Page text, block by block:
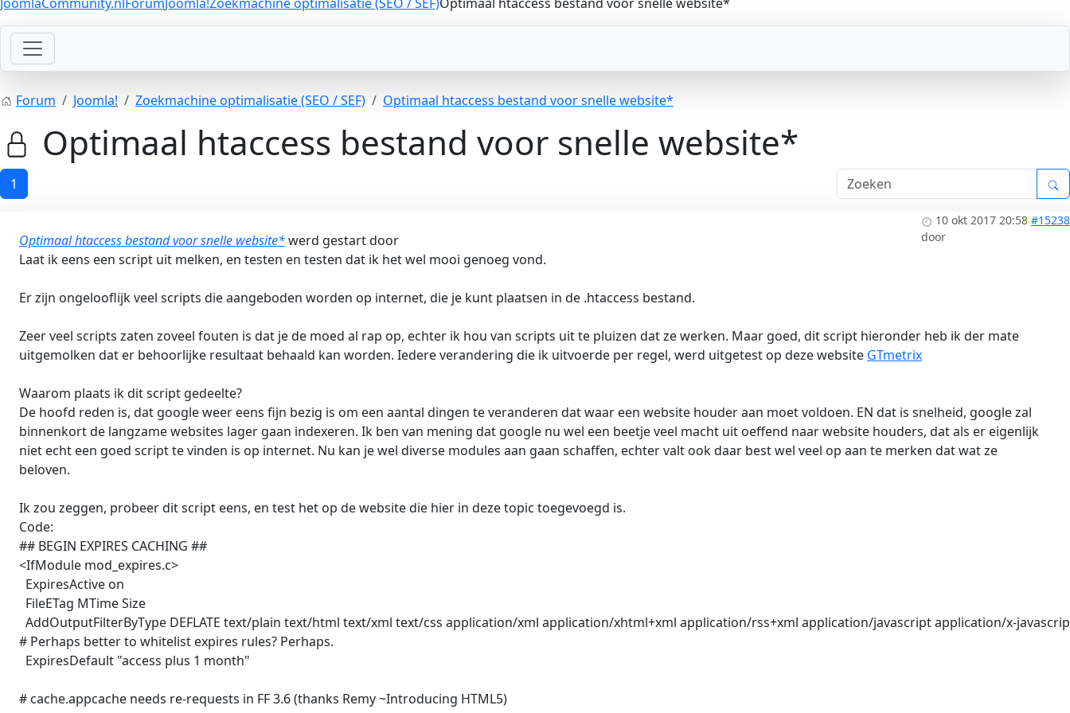
Forum Joomla! Zoekmachine optimalisatie (SEO / SEF) Optimaal htaccess bestand voor snelle website*
Optimaal htaccess bestand voor snelle website*
1
10 okt 2017 20:58 #15238
door
Optimaal htaccess bestand voor snelle website*werd gestart door
Laat ik eens een script uit melken, en testen en testen dat ik het wel mooi genoeg vond.
Er zijn ongelooflijk veel scripts die aangeboden worden op internet, die je kunt plaatsen in de .htaccess bestand.
Zeer veel scripts zaten zoveel fouten is dat je de moed al rap op, echter ik hou van scripts uit te pluizen dat ze werken. Maar goed, dit script hieronder heb ik der mate
uitgemolken dat er behoorlijke resultaat behaald kan worden. Iedere verandering die ik uitvoerde per regel, werd uitgetest op deze website GTmetrix
Waarom plaats ik dit script gedeelte?
De hoofd reden is, dat google weer eens fijn bezig is om een aantal dingen te veranderen dat waar een website houder aan moet voldoen. EN dat is snelheid, google zal
binnenkort de langzame websites lager gaan indexeren. Ik ben van mening dat google nu wel een beetje veel macht uit oeffend naar website houders, dat als er eigenlijk
niet echt een goed script te vinden is op internet. Nu kan je wel diverse modules aan gaan schaffen, echter valt ook daar best wel veel op aan te merken dat wat ze
beloven.
Ik zou zeggen, probeer dit script eens, en test het op de website die hier in deze topic toegevoegd is.
Code:
## BEGIN EXPIRES CACHING ##
<IfModule mod_expires.c>
  ExpiresActive on
  FileETag MTime Size
AddOutputFilterByType DEFLATE text/plain text/html text/xml text/css application/xml application/xhtml+xml application/rss+xml application/javascript application/x-
# Perhaps better to whitelist expires rules? Perhaps.
  ExpiresDefault "access plus 1 month"
# cache.appcache needs re-requests in FF 3.6 (thanks Remy ~Introducing HTML5)